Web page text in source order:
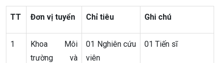
TT Đơn vị tuyển Chỉ tiêu Ghi chú
1
Khoa Môi
trường và
01 Nghiên cứu
viên
01 Tiến sĩ